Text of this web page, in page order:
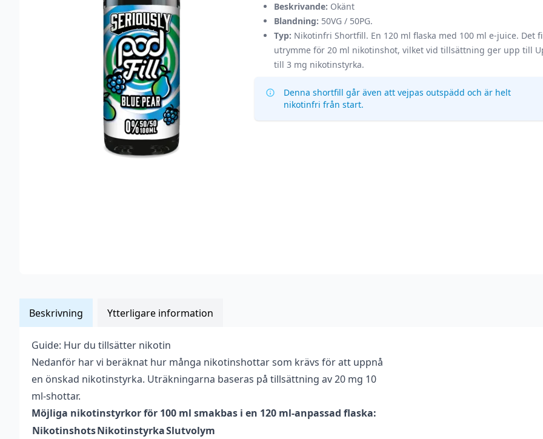
Beskrivande: Okänt
Blandning: 50VG / 50PG.
Typ: Nikotinfri Shortfill. En 120 ml flaska med 100 ml e-juice. Det
utrymme för 20 ml nikotinshot, vilket vid tillsättning ger upp till
till 3 mg nikotinstyrka.
Denna shortfill går även att vejpas outspädd och är helt
nikotinfri från start.
Beskrivning Ytterligare information
Guide: Hur du tillsätter nikotin
Nedanför har vi beräknat hur många nikotinshottar som krävs för att uppnå
en önskad nikotinstyrka. Uträkningarna baseras på tillsättning av 20 mg 10
ml-shottar.
Möjliga nikotinstyrkor för 100 ml smakbas i en 120 ml-anpassad flaska:
NikotinshotsNikotinstyrkaSlutvolym
Vikt
0,14 kg
Anpassad för
Upp till 3 mg
Antal ml
100 ml